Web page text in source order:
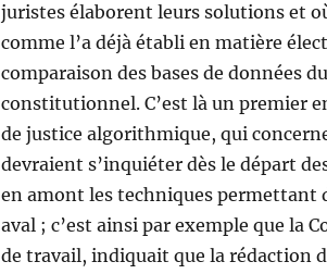
juristes élaborent leurs solutions et
comme l’a déjà établi en matière
comparaison des bases de données
constitutionnel. C’est là un premier
de justice algorithmique, qui
devraient s’inquiéter dès le départ
en amont les techniques permettant
aval ; c’est ainsi par exemple que la
de travail, indiquait que la rédaction